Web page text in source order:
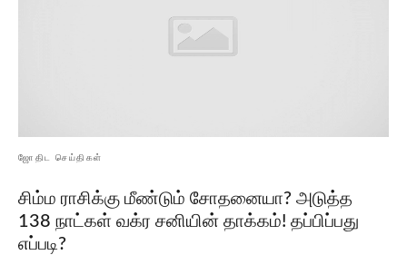
ஜோதிட செய்திகள்
சிம்ம ராசிக்கு மீண்டும் சோதனையா? அடுத்த
138 நாட்கள் வக்ர சனியின் தாக்கம்! தப்பிப்பது
எப்படி?